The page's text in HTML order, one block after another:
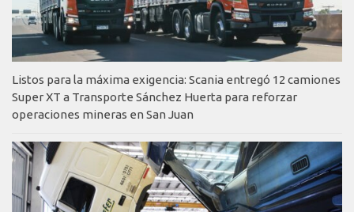
Listos para la máxima exigencia: Scania entregó 12 camiones
Super XT a Transporte Sánchez Huerta para reforzar
operaciones mineras en San Juan